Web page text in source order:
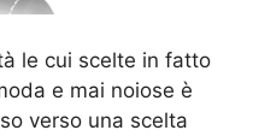
le cui scelte in fatto
e mai noiose è
verso una scelta